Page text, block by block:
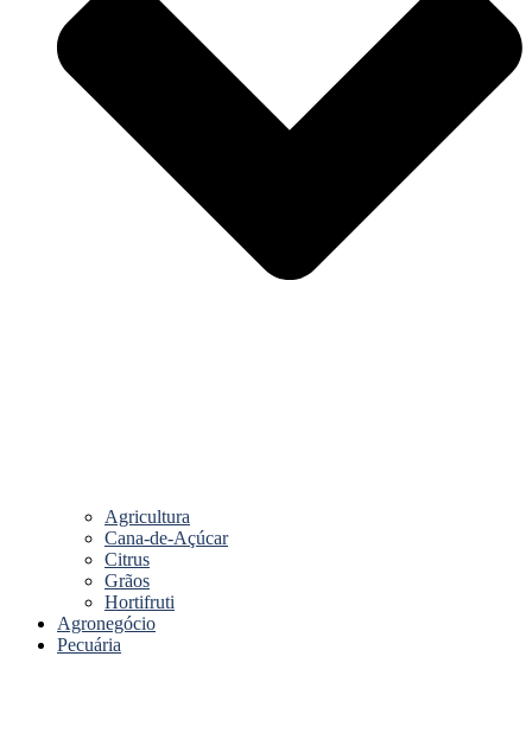
Agricultura
Cana-de-Açúcar
Citrus
Grãos
Hortifruti
Agronegócio
Pecuária